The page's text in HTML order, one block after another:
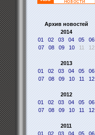
Архив новостей
2014
01
02 03 04 05
06
07
08 09 10 11 12
2013
01
02 03 04 05
06
07
08 09 10 11 12
2012
01
02 03 04 05
06
07
08 09 10 11 12
2011
01
02 03 04 05
06